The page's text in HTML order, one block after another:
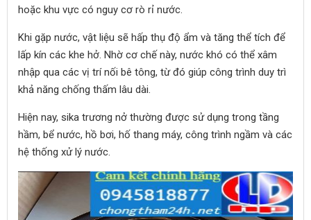
hoặc khu vực có nguy cơ rò rỉ nước.
Khi gặp nước, vật liệu sẽ hấp thụ độ ẩm và tăng thể tích để
lấp kín các khe hở. Nhờ cơ chế này, nước khó có thể xâm
nhập qua các vị trí nối bê tông, từ đó giúp công trình duy trì
khả năng chống thấm lâu dài.
Hiện nay, sika trương nở thường được sử dụng trong tầng
hầm, bể nước, hồ bơi, hố thang máy, công trình ngầm và các
hệ thống xử lý nước.